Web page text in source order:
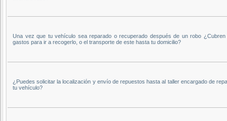
Una vez que tu vehículo sea reparado o recuperado después de un robo ¿Cubren
gastos para ir a recogerlo, o el transporte de este hasta tu domicilio?
¿Puedes solicitar la localización y envío de repuestos hasta al taller encargado de
tu vehículo?